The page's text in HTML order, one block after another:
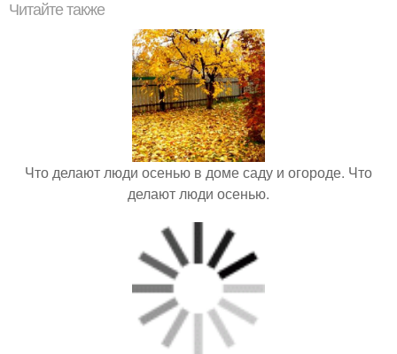
Читайте также
Что делают люди осенью в доме саду и огороде. Что
делают люди осенью.